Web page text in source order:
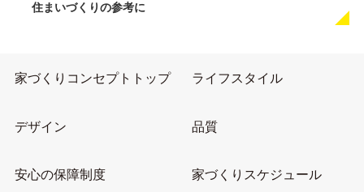
住まいづくりの参考に
家づくりコンセプトトップ ライフスタイル
デザイン 品質
安心の保障制度 家づくりスケジュール